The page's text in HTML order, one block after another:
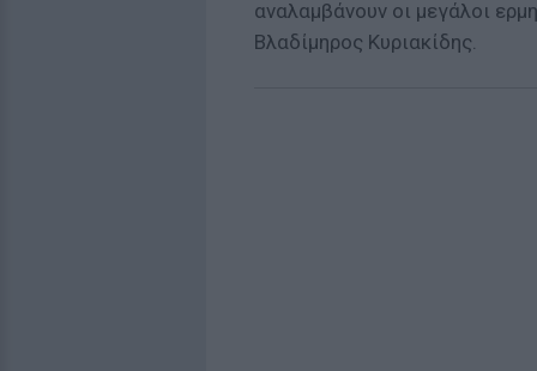
αναλαμβάνουν οι μεγάλοι
Βλαδίμηρος Κυριακίδης.